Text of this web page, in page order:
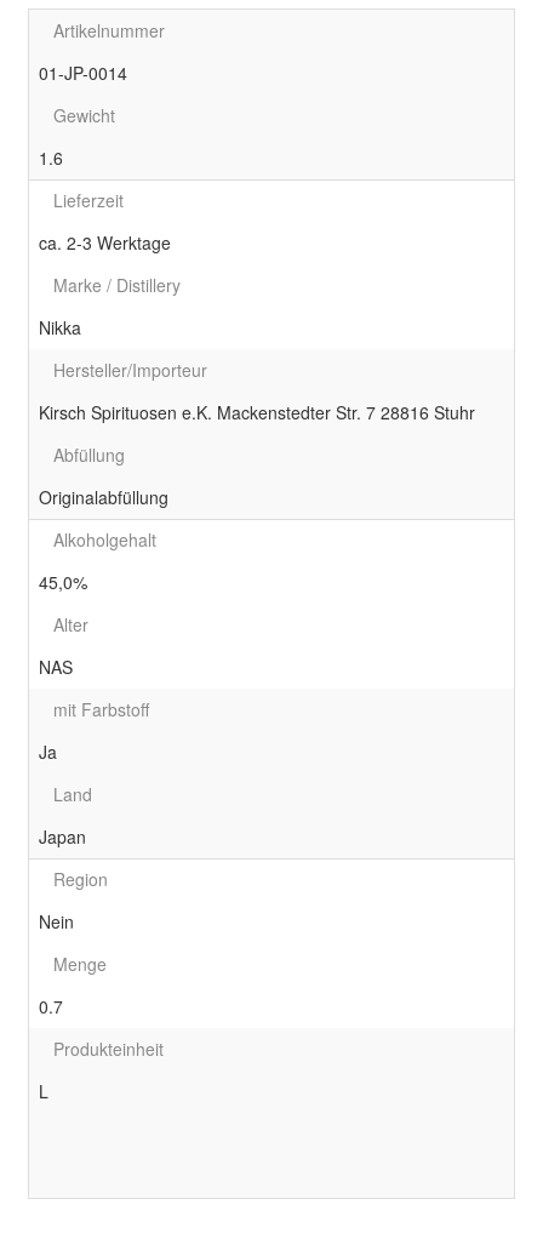
Artikelnummer
01-JP-0014
Gewicht
1.6
Lieferzeit
ca. 2-3 Werktage
Marke / Distillery
Nikka
Hersteller/Importeur
Kirsch Spirituosen e.K. Mackenstedter Str. 7 28816 Stuhr
Abfüllung
Originalabfüllung
Alkoholgehalt
45,0%
Alter
NAS
mit Farbstoff
Ja
Land
Japan
Region
Nein
Menge
0.7
Produkteinheit
L